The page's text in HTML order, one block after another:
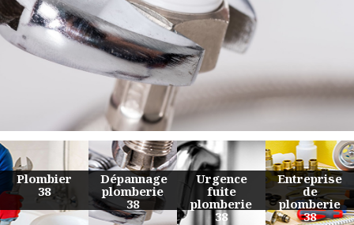
Urgence
fuite
plomberie
38
Entreprise
de
plomberie
38
Travaux
de
plomberie
38
Devis
plomberie
38